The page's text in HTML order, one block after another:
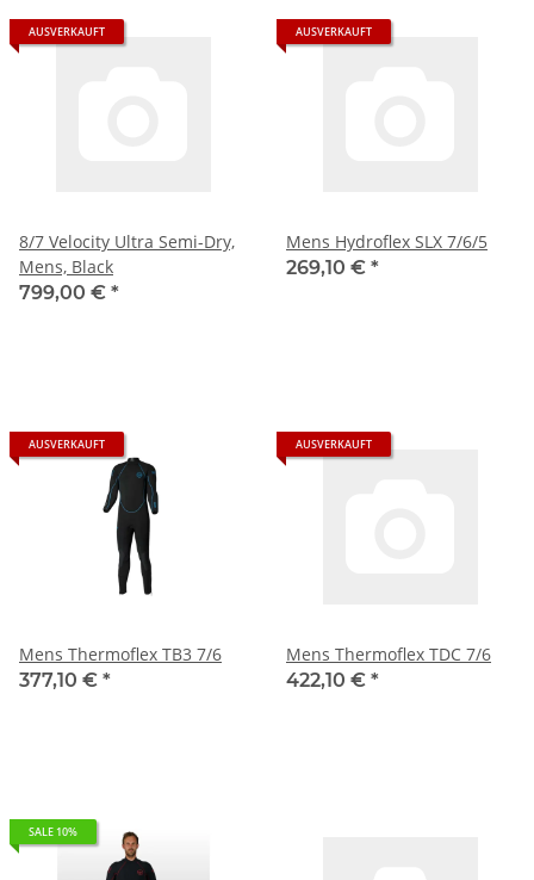
AUSVERKAUFT
8/7 Velocity Ultra Semi-Dry,
Mens, Black
799,00 € *
AUSVERKAUFT
Mens Hydroflex SLX 7/6/5
269,10 € *
AUSVERKAUFT
Mens Thermoflex TB3 7/6
377,10 € *
AUSVERKAUFT
Mens Thermoflex TDC 7/6
422,10 € *
SALE 10%